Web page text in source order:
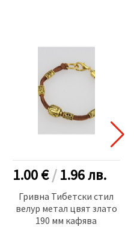
1.00 €/1.96лв.
Гривна Тибетски стил
велур метал цвят злато
190 мм кафява